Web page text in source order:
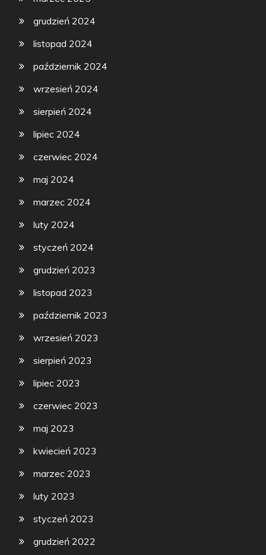
grudzień 2024
listopad 2024
październik 2024
wrzesień 2024
sierpień 2024
lipiec 2024
czerwiec 2024
maj 2024
marzec 2024
luty 2024
styczeń 2024
grudzień 2023
listopad 2023
październik 2023
wrzesień 2023
sierpień 2023
lipiec 2023
czerwiec 2023
maj 2023
kwiecień 2023
marzec 2023
luty 2023
styczeń 2023
grudzień 2022